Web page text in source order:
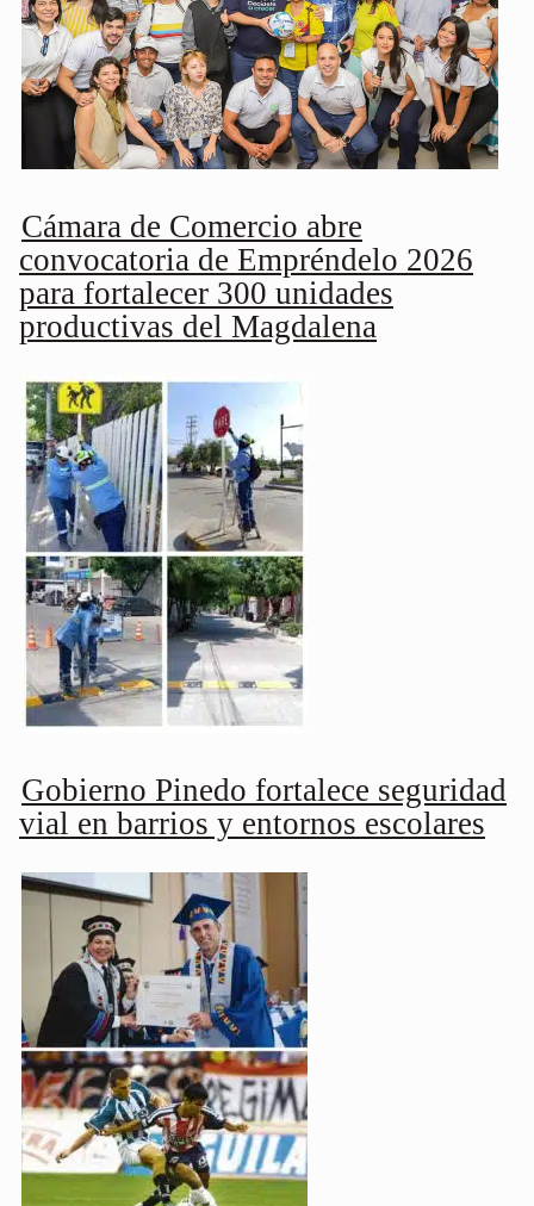
Cámara de Comercio abre
convocatoria de Empréndelo 2026
para fortalecer 300 unidades
productivas del Magdalena
Gobierno Pinedo fortalece seguridad
vial en barrios y entornos escolares